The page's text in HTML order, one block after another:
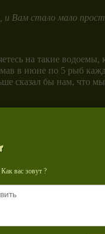
, и Вам стало мало
на такие
в июне по 5 рыб
сказал бы нам, что
поймать хотя
мои
рыбки так и
если Вас
крупной рыбы Вам
вас зовут ?